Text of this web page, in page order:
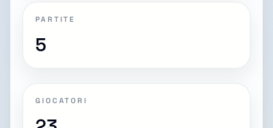
PARTITE
5
GIOCATORI